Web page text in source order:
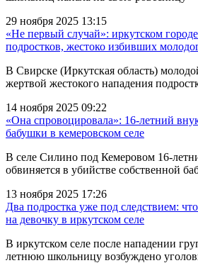
29 ноября 2025 13:15
«Не первый случай»: иркутском
подростков, жестоко избивших
В Свирске (Иркутская область)
жертвой жестокого нападения
14 ноября 2025 09:22
«Она спровоцировала»: 16-летний
бабушки в кемеровском селе
В селе Силино под Кемеровом 16-
обвиняется в убийстве собственной
13 ноября 2025 17:26
Два подростка уже под следствием:
на девочку в иркутском селе
В иркутском селе после нападении
летнюю школьницу возбуждено